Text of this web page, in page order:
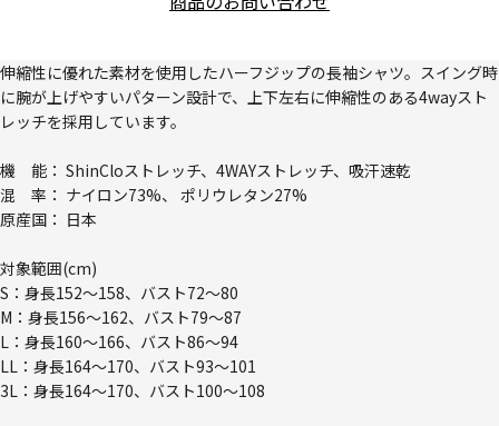
伸縮性に優れた素材を使用したハーフジップの長袖シャツ。スイング時
に腕が上げやすいパターン設計で、上下左右に伸縮性のある4wayスト
レッチを採用しています。
機 能： ShinCloストレッチ、4WAYストレッチ、吸汗速乾
混 率： ナイロン73%、 ポリウレタン27%
原産国： 日本
対象範囲(cm)
S：身長152～158、バスト72～80
M：身長156～162、バスト79～87
L：身長160～166、バスト86～94
LL：身長164～170、バスト93～101
3L：身長164～170、バスト100～108